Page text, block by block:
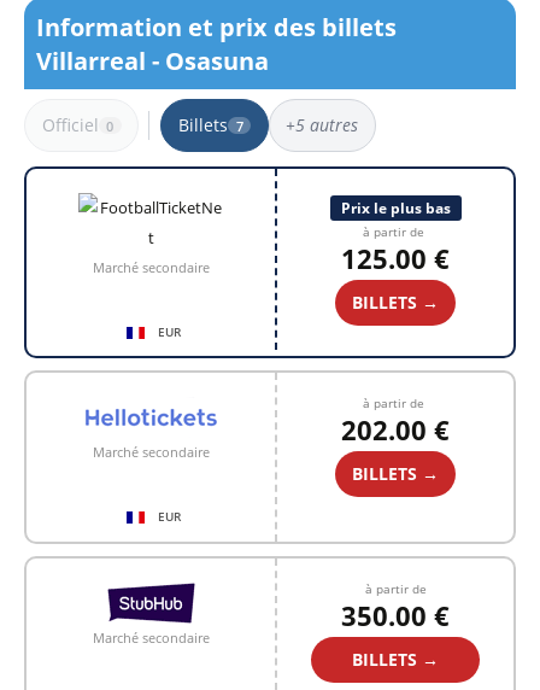
Information et prix des billets
Villarreal - Osasuna
Officiel 0 Billets 7 +5 autres
7 résultats
Marché secondaire
EUR
Prix le plus bas
à partir de
125.00 €
BILLETS →
Marché secondaire
EUR
à partir de
202.00 €
BILLETS →
Marché secondaire
à partir de
350.00 €
BILLETS →